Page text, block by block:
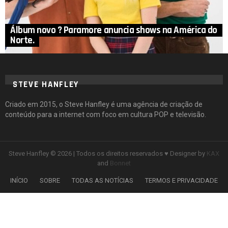
Álbum novo ? Paramore anuncia shows na América do
Norte.
STEVE HANFLEY
Criado em 2015, o Steve Hanfley é uma agência de criação de
conteúdo para a internet com foco em cultura POP e televisão.
Steve Hanfley © 2026 | Todos os direitos reservados ♥ Designer by KAX
and Bonnet
INÍCIO SOBRE TODAS AS NOTÍCIAS TERMOS E PRIVACIDADE